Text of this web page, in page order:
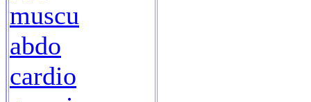
muscu
abdo
cardio